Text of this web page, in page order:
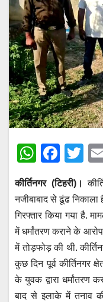
W
at
s
A
p
p
F
a
c
e
b
o
o
k
T
tt
er
कीर्तिनगर (टिहरी)।
नजीबाबाद से ढूंढ निकाला
गिरफ्तार किया गया है.
में धर्मांतरण कराने के
में तोड़फोड़ की थी.
कुछ दिन पूर्व कीर्तिनगर
के युवक द्वारा
बाद से इलाके में तनाव